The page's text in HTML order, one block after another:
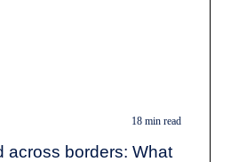
18 min read
across borders: What